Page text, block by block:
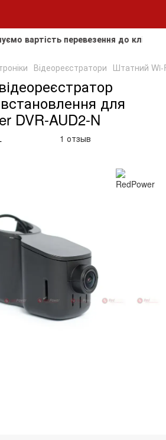
перевезення до клієнта,
Відеореєстратори Штатний Wi-
для
DVR-AUD2-N
1 отзыв